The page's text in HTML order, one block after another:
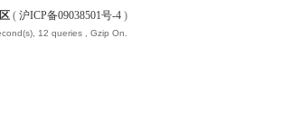
( 沪ICP备09038501号-4 )
12 queries , Gzip On.